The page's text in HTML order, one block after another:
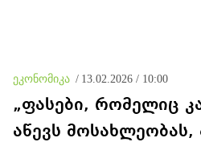
ეკონომიკა / 13.02.2026 / 10:00
„ფასები, რომელიც
აწევს